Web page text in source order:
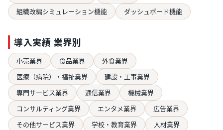
組織改編シミュレーション機能
ダッシュボード機能
導入実績 業界別
小売業界 食品業界
外食業界
医療（病院）・福祉業界
建設・工事業界
専門サービス業界
通信業界
機械業界
コンサルティング業界
エンタメ業界
広告業界
その他サービス業界
学校・教育業界
人材業界